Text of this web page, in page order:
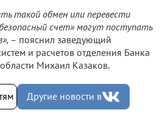
такой обмен или перевести
счет» могут поступать
– пояснил заведующий
и расчетов отделения Банка
Михаил Казаков.
Другие новости в